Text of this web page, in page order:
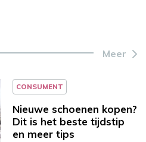
Meer
CONSUMENT
Nieuwe schoenen kopen?
Dit is het beste tijdstip
en meer tips